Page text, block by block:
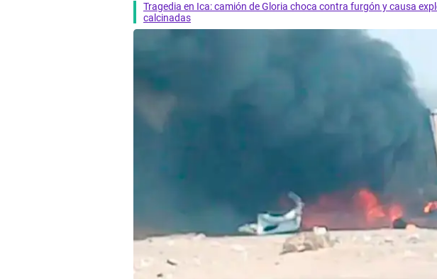
Tragedia en Ica: camión de Gloria choca contra furgón y causa
calcinadas